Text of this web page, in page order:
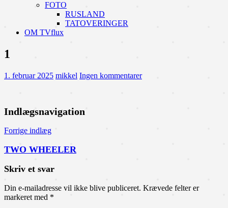
FOTO
RUSLAND
TATOVERINGER
OM TVflux
1
1. februar 2025 mikkel Ingen kommentarer
Indlægsnavigation
Forrige indlæg
TWO WHEELER
Skriv et svar
Din e-mailadresse vil ikke blive publiceret. Krævede felter er
markeret med *